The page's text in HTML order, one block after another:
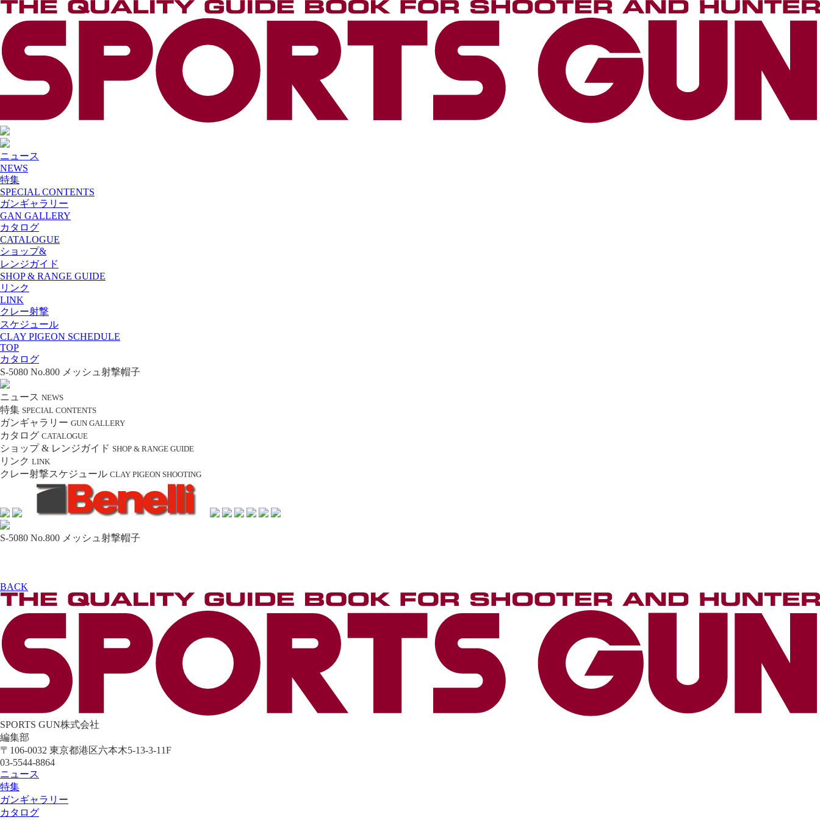
ニュース
NEWS
特集
SPECIAL CONTENTS
ガンギャラリー
GAN GALLERY
カタログ
CATALOGUE
ショップ&
レンジガイド
SHOP & RANGE GUIDE
リンク
LINK
クレー射撃
スケジュール
CLAY PIGEON SCHEDULE
TOP
カタログ
S-5080 No.800 メッシュ射撃帽子
ニュース NEWS
特集 SPECIAL CONTENTS
ガンギャラリー GUN GALLERY
カタログ CATALOGUE
ショップ & レンジガイド SHOP & RANGE GUIDE
リンク LINK
クレー射撃スケジュール CLAY PIGEON SHOOTING
S-5080 No.800 メッシュ射撃帽子
BACK
SPORTS GUN株式会社
編集部
〒106-0032 東京都港区六本木5-13-3-11F
03-5544-8864
ニュース
特集
ガンギャラリー
カタログ